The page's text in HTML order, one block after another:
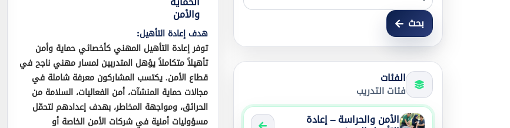
بحث
الفئات
فئات التدريب
الأمن والحراسة – إعادة
والأمن
هدف إعادة التأهيل:
توفر إعادة التأهيل المهني كأخصائي حماية وأمن
تأهيلاً متكاملاً يؤهل المتدربين لمسار مهني ناجح في
قطاع الأمن. يكتسب المشاركون معرفة شاملة في
مجالات حماية المنشآت، أمن الفعاليات، السلامة من
الحرائق، ومواجهة المخاطر، بهدف إعدادهم لتحمّل
مسؤوليات أمنية في شركات الأمن الخاصة أو